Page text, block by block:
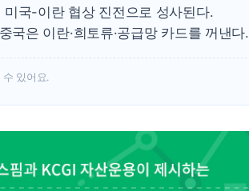
국-이란 협상 진전으로 성사된다.
국은 이란·희토류·공급망 카드를 꺼낸다.
있어요.